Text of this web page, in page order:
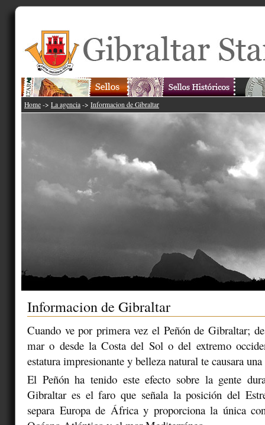
Home -> La agencia -> Informacion de Gibraltar
Informacion de Gibraltar
Cuando ve por primera vez el Peñón de Gibraltar;
mar o desde la Costa del Sol o del extremo
estatura impresionante y belleza natural te causara
El Peñón ha tenido este efecto sobre la gente
Gibraltar es el faro que señala la posición del
separa Europa de África y proporciona la única